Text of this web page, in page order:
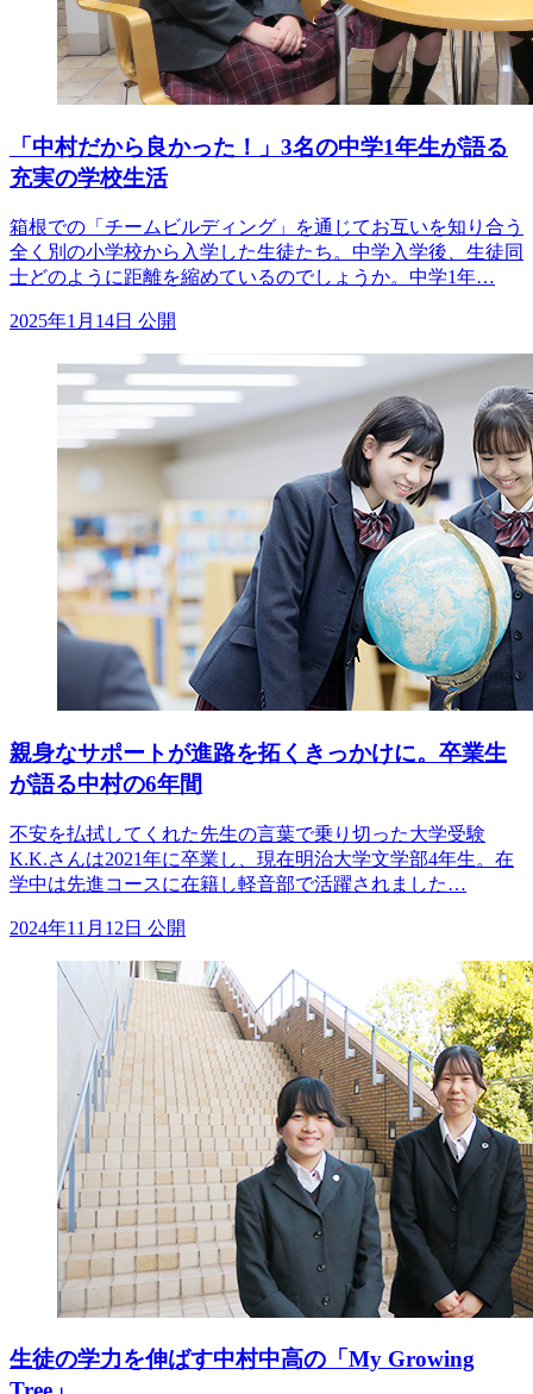
「中村だから良かった！」3名の中学1年生が語る
充実の学校生活
箱根での「チームビルディング」を通じてお互いを知り合う
全く別の小学校から入学した生徒たち。中学入学後、生徒同
士どのように距離を縮めているのでしょうか。中学1年…
2025年1月14日 公開
親身なサポートが進路を拓くきっかけに。卒業生
が語る中村の6年間
不安を払拭してくれた先生の言葉で乗り切った大学受験
K.K.さんは2021年に卒業し、現在明治大学文学部4年生。在
学中は先進コースに在籍し軽音部で活躍されました…
2024年11月12日 公開
生徒の学力を伸ばす中村中高の「My Growing